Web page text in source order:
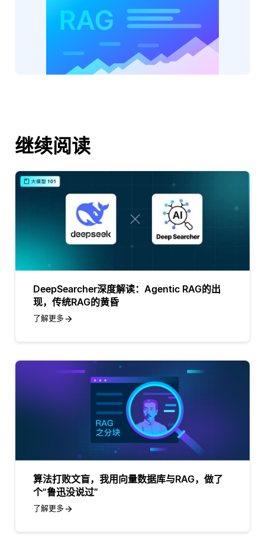
继续阅读
DeepSearcher深度解读：Agentic RAG的出
现，传统RAG的黄昏
了解更多
算法打败文盲，我用向量数据库与RAG，做了
个“鲁迅没说过”
了解更多